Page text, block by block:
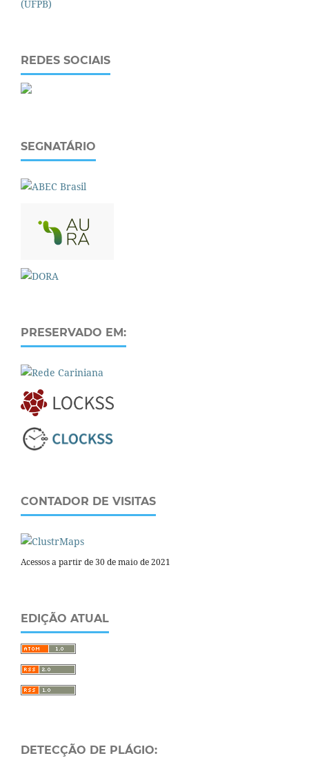
REDES SOCIAIS
SEGNATÁRIO
PRESERVADO EM:
CONTADOR DE VISITAS
Acessos a partir de 30 de maio de 2021
EDIÇÃO ATUAL
DETECÇÃO DE PLÁGIO: